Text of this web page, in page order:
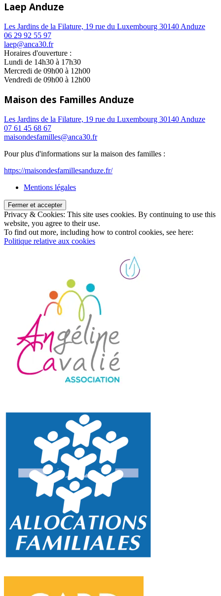
Laep Anduze
Les Jardins de la Filature, 19 rue du Luxembourg 30140 Anduze
06 29 92 55 97
laep@anca30.fr
Horaires d'ouverture :
Lundi de 14h30 à 17h30
Mercredi de 09h00 à 12h00
Vendredi de 09h00 à 12h00
Maison des Familles Anduze
Les Jardins de la Filature, 19 rue du Luxembourg 30140 Anduze
07 61 45 68 67
maisondesfamilles@anca30.fr
Pour plus d'informations sur la maison des familles :
https://maisondesfamillesanduze.fr/
Mentions légales
Privacy & Cookies: This site uses cookies. By continuing to use this
website, you agree to their use.
To find out more, including how to control cookies, see here:
Politique relative aux cookies